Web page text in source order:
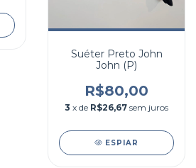
Suéter Preto John
John (P)
R$80,00
3 x de R$26,67 sem juros
ESPIAR